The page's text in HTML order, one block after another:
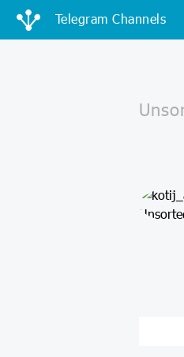
Telegram Channels